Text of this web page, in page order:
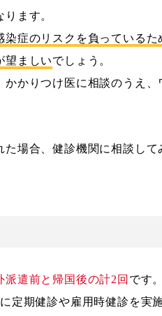
ます。
症のリスクを負っているた
望ましいでしょう。
かりつけ医に相談のうえ
場合、健診機関に相談して
派遣前と帰国後の計2回 です
定期健診や雇用時健診を実